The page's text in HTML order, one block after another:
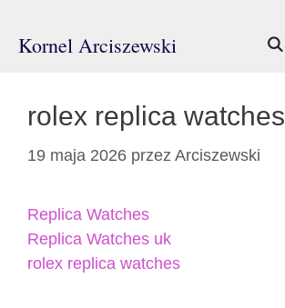
Kornel Arciszewski
rolex replica watches
19 maja 2026 przez Arciszewski
Replica Watches
Replica Watches uk
rolex replica watches